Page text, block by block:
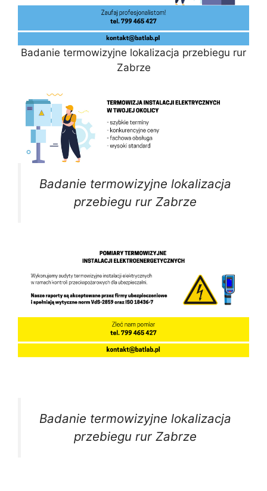
Badanie termowizyjne lokalizacja przebiegu rur
Zabrze
Badanie termowizyjne lokalizacja
przebiegu rur Zabrze
Badanie termowizyjne lokalizacja
przebiegu rur Zabrze